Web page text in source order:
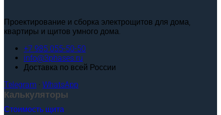
Проектирование и сборка электрощитов для дома,
квартиры и щитов умного дома.
+7 985 055-50-50
info@3phases.ru
Доставка по всей России
Telegram · WhatsApp
Калькуляторы
Стоимость щита